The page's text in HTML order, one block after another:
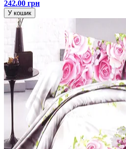
242.00 грн
У кошик